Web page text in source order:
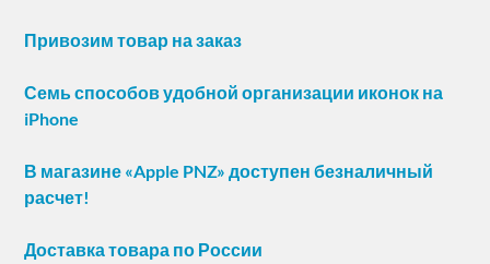
Привозим товар на заказ
Семь способов удобной организации иконок на
iPhone
В магазине «Apple PNZ» доступен безналичный
расчет!
Доставка товара по России